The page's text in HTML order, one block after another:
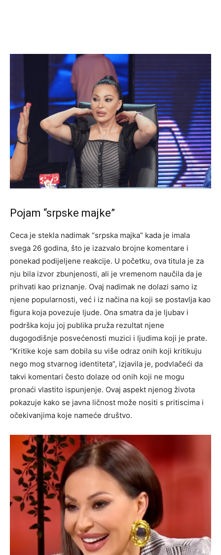
Pojam “srpske majke”
Ceca je stekla nadimak “srpska majka” kada je imala
svega 26 godina, što je izazvalo brojne komentare i
ponekad podijeljene reakcije. U početku, ova titula je za
nju bila izvor zbunjenosti, ali je vremenom naučila da je
prihvati kao priznanje. Ovaj nadimak ne dolazi samo iz
njene popularnosti, već i iz načina na koji se postavlja kao
figura koja povezuje ljude. Ona smatra da je ljubav i
podrška koju joj publika pruža rezultat njene
dugogodišnje posvećenosti muzici i ljudima koji je prate.
“Kritike koje sam dobila su više odraz onih koji kritikuju
nego mog stvarnog identiteta”, izjavila je, podvlačeći da
takvi komentari često dolaze od onih koji ne mogu
pronaći vlastito ispunjenje. Ovaj aspekt njenog života
pokazuje kako se javna ličnost može nositi s pritiscima i
očekivanjima koje nameće društvo.